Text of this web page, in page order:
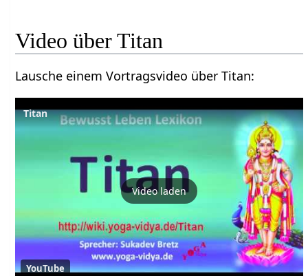
Lausche einem Vortragsvideo über Titan‏‎:
Titan
Video laden
YouTube